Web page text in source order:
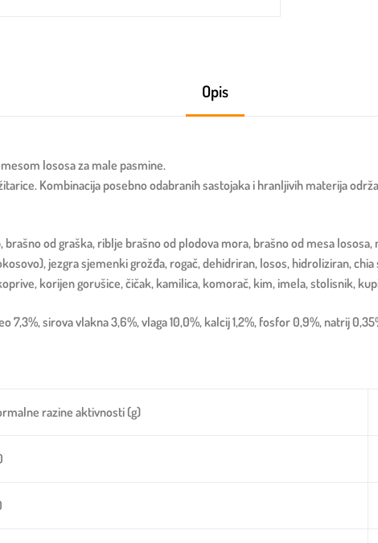
Opis
lososa za male pasmine.
Kombinacija posebno odabranih sastojaka i hranljivih materija
od graška, riblje brašno od plodova mora, brašno od mesa
jezgra sjemenki grožđa, rogač, dehidriran, losos, hidroliziran,
korijen gorušice, čičak, kamilica, komorač, kim, imela, stolisnik,
7,3%, sirova vlakna 3,6%, vlaga 10,0%, kalcij 1,2%, fosfor 0,9%, natrij
razine aktivnosti (g)